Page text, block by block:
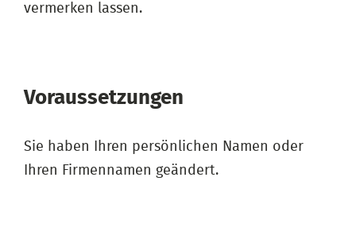
vermerken lassen.
Voraussetzungen
Sie haben Ihren persönlichen Namen oder
Ihren Firmennamen geändert.